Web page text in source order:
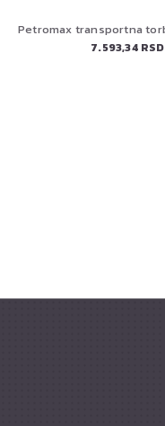
7.593,34 RSD